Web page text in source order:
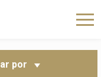
por